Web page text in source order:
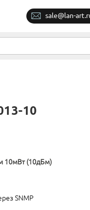
sale@lan-
10
10мВт (10дБм)
SNMP